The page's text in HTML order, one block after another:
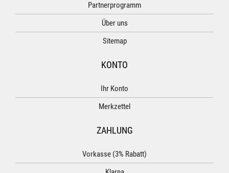
Partnerprogramm
Über uns
Sitemap
KONTO
Ihr Konto
Merkzettel
ZAHLUNG
Vorkasse (3% Rabatt)